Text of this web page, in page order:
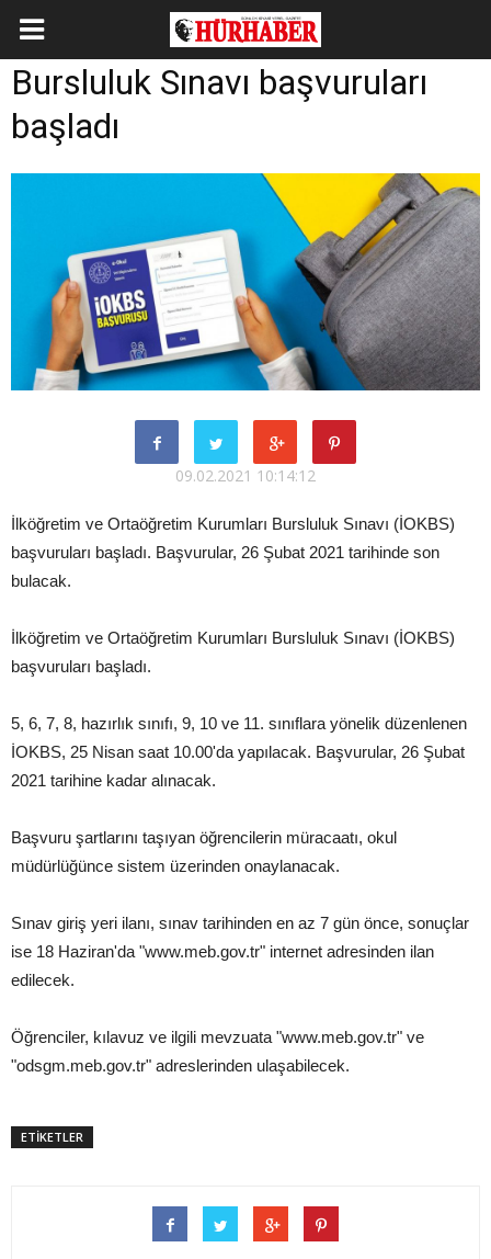
Bursluluk Sınavı başvuruları
başladı
09.02.2021 10:14:12
İlköğretim ve Ortaöğretim Kurumları Bursluluk Sınavı (İOKBS)
başvuruları başladı. Başvurular, 26 Şubat 2021 tarihinde son
bulacak.
İlköğretim ve Ortaöğretim Kurumları Bursluluk Sınavı (İOKBS)
başvuruları başladı.
5, 6, 7, 8, hazırlık sınıfı, 9, 10 ve 11. sınıflara yönelik düzenlenen
İOKBS, 25 Nisan saat 10.00'da yapılacak. Başvurular, 26 Şubat
2021 tarihine kadar alınacak.
Başvuru şartlarını taşıyan öğrencilerin müracaatı, okul
müdürlüğünce sistem üzerinden onaylanacak.
Sınav giriş yeri ilanı, sınav tarihinden en az 7 gün önce, sonuçlar
ise 18 Haziran'da "www.meb.gov.tr" internet adresinden ilan
edilecek.
Öğrenciler, kılavuz ve ilgili mevzuata "www.meb.gov.tr" ve
"odsgm.meb.gov.tr" adreslerinden ulaşabilecek.
ETİKETLER